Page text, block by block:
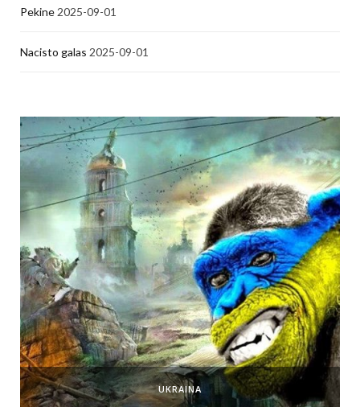
Pekine 2025-09-01
Nacisto galas 2025-09-01
UKRAINA